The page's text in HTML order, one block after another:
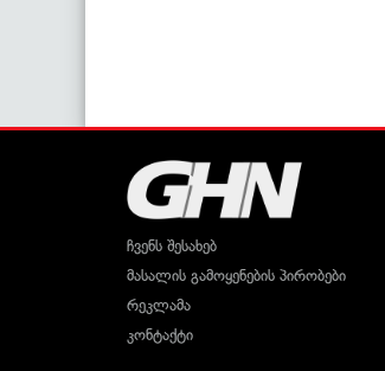
ჩვენს შესახებ
მასალის გამოყენების პირობები
რეკლამა
კონტაქტი